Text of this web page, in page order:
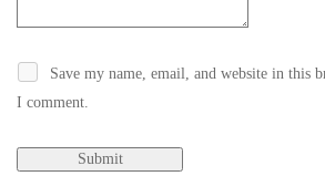
Save my name, email, and website in this
I comment.